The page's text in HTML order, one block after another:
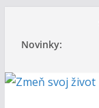
Novinky: